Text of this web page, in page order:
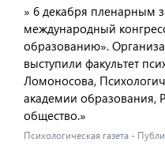
» 6 декабря пленарным
международный
образованию».
выступили факультет
Ломоносова,
академии образования,
общество.»
Психологическая газета -